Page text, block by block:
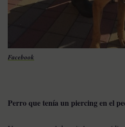
Facebook
Perro que tenía un piercing en el